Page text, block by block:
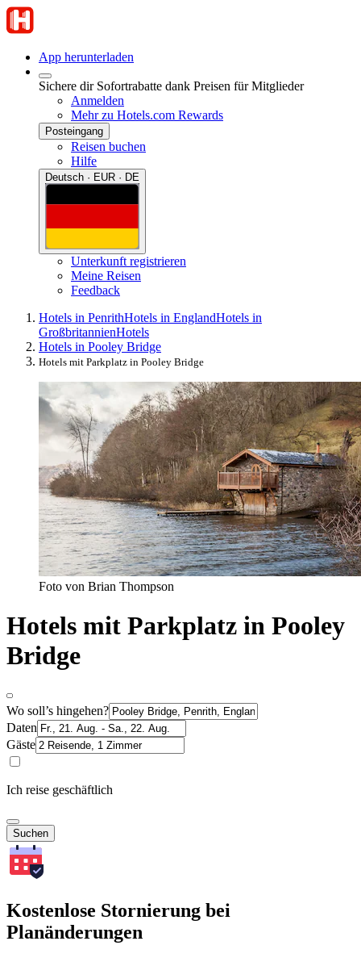
App herunterladen
Sichere dir Sofortrabatte dank Preisen für Mitglieder
Anmelden
Mehr zu Hotels.com Rewards
Posteingang
Reisen buchen
Hilfe
Deutsch · EUR · DE
Unterkunft registrieren
Meine Reisen
Feedback
Hotels in PenrithHotels in EnglandHotels in
GroßbritannienHotels
Hotels in Pooley Bridge
Hotels mit Parkplatz in Pooley Bridge
Foto von Brian Thompson
Hotels mit Parkplatz in Pooley
Bridge
Wo soll’s hingehen?
Daten
Gäste
Ich reise geschäftlich
Suchen
Kostenlose Stornierung bei
Planänderungen